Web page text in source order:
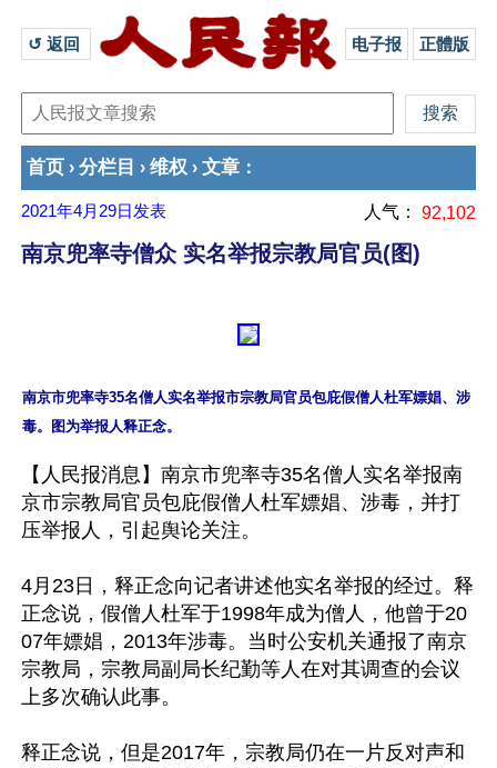
↺ 返回 电子报 正體版
首页 › 分栏目 › 维权 › 文章 ：
2021年4月29日 发表 人气： 92,102
南京兜率寺僧众 实名举报宗教局官员(图)
南京市兜率寺35名僧人实名举报市宗教局官员包庇假僧人杜军嫖娼、涉
【人民报消息】南京市兜率寺35名僧人实名举报南
京市宗教局官员包庇假僧人杜军嫖娼、涉毒，并打
压举报人，引起舆论关注。
4月23日，释正念向记者讲述他实名举报的经过。释
正念说，假僧人杜军于1998年成为僧人，他曾于20
07年嫖娼，2013年涉毒。当时公安机关通报了南京
宗教局，宗教局副局长纪勤等人在对其调查的会议
上多次确认此事。
释正念说，但是2017年，宗教局仍在一片反对声和